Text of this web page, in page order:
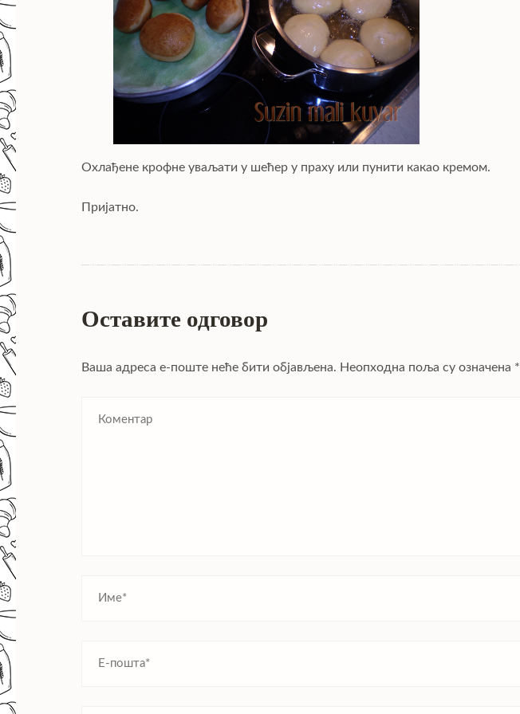
Охлађене крофне уваљати у шећер у праху или пунити какао кремом.
Пријатно.
Оставите одговор
Ваша адреса е-поште неће бити објављена. Неопходна поља су означена *